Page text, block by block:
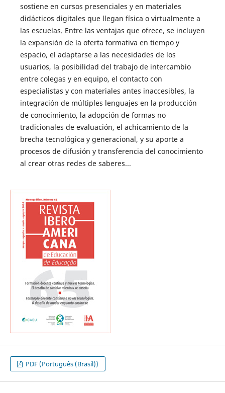
sostiene en cursos presenciales y en materiales
didácticos digitales que llegan física o virtualmente a
las escuelas. Entre las ventajas que ofrece, se incluyen
la expansión de la oferta formativa en tiempo y
espacio, el adaptarse a las necesidades de los
usuarios, la posibilidad del trabajo de intercambio
entre colegas y en equipo, el contacto con
especialistas y con materiales antes inaccesibles, la
integración de múltiples lenguajes en la producción
de conocimiento, la adopción de formas no
tradicionales de evaluación, el achicamiento de la
brecha tecnológica y generacional, y su aporte a
procesos de difusión y transferencia del conocimiento
al crear otras redes de saberes...
PDF (Português (Brasil))